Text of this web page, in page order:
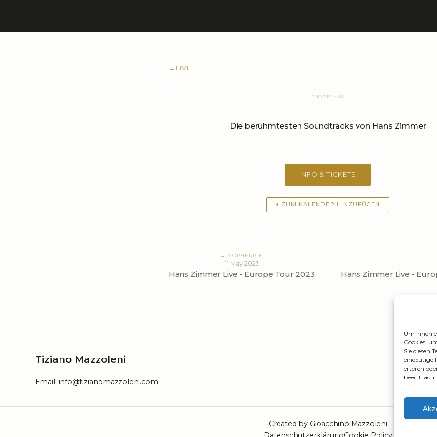
Um Ihnen
Cookies,
Sie diesen
eindeutige
erteilen
← LIVE
PROGRAMM
Die berühmtesten Soundtracks von Hans Zimmer
INFO & TICKETS
+ ZUM KALENDER HINZUFÜGEN
← VORHERIGE
11 May 2023
Hans Zimmer Live - Europe Tour 2023 Hans Zimmer Live -
Tiziano Mazzoleni
Email: info@tizianomazzoleni.com
Created by Gioacchino Mazzoleni
DatenschutzerklärungCookie Policy